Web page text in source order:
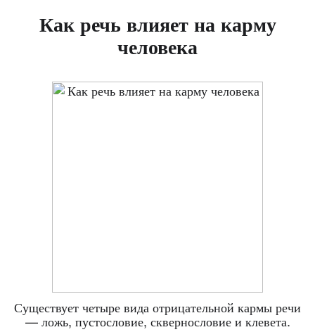
Как речь влияет на карму
человека
Существует четыре вида отрицательной кармы речи
— ложь, пустословие, сквернословие и клевета.